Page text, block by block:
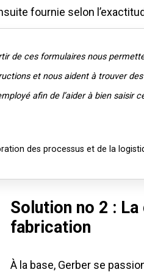
fournie selon
de ces formulaires nous
et nous aident à trouver
afin de l’aider à bien saisir
des processus et de la
Solution no 2 :
fabrication
À la base, Gerber se